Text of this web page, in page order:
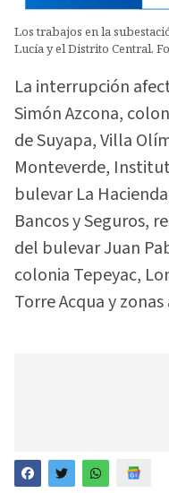
Los trabajos en la
Lucía y el Distrito Central.
La interrupción
Simón Azcona,
de Suyapa, Villa
Monteverde,
bulevar La
Bancos y Seguros,
del bulevar Juan
colonia Tepeyac,
Torre Acqua y